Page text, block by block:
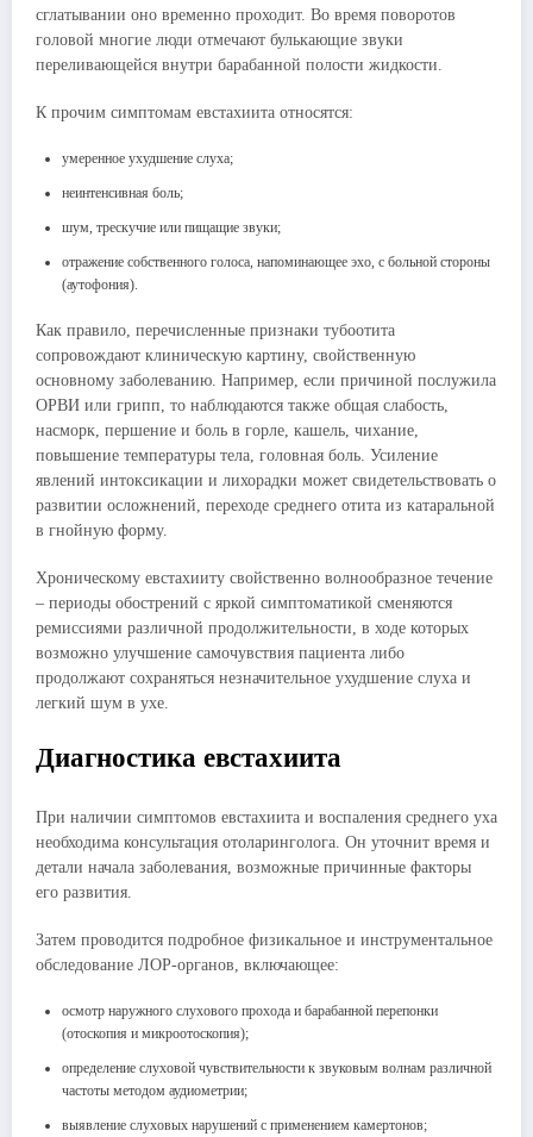
сглатывании оно временно проходит. Во время поворотов
головой многие люди отмечают булькающие звуки
переливающейся внутри барабанной полости жидкости.
К прочим симптомам евстахиита относятся:
умеренное ухудшение слуха;
неинтенсивная боль;
шум, трескучие или пищащие звуки;
отражение собственного голоса, напоминающее эхо, с больной стороны
(аутофония).
Как правило, перечисленные признаки тубоотита
сопровождают клиническую картину, свойственную
основному заболеванию. Например, если причиной послужила
ОРВИ или грипп, то наблюдаются также общая слабость,
насморк, першение и боль в горле, кашель, чихание,
повышение температуры тела, головная боль. Усиление
явлений интоксикации и лихорадки может свидетельствовать о
развитии осложнений, переходе среднего отита из катаральной
в гнойную форму.
Хроническому евстахииту свойственно волнообразное течение
– периоды обострений с яркой симптоматикой сменяются
ремиссиями различной продолжительности, в ходе которых
возможно улучшение самочувствия пациента либо
продолжают сохраняться незначительное ухудшение слуха и
легкий шум в ухе.
Диагностика евстахиита
При наличии симптомов евстахиита и воспаления среднего уха
необходима консультация отоларинголога. Он уточнит время и
детали начала заболевания, возможные причинные факторы
его развития.
Затем проводится подробное физикальное и инструментальное
обследование ЛОР-органов, включающее:
осмотр наружного слухового прохода и барабанной перепонки
(отоскопия и микроотоскопия);
определение слуховой чувствительности к звуковым волнам различной
частоты методом аудиометрии;
выявление слуховых нарушений с применением камертонов;